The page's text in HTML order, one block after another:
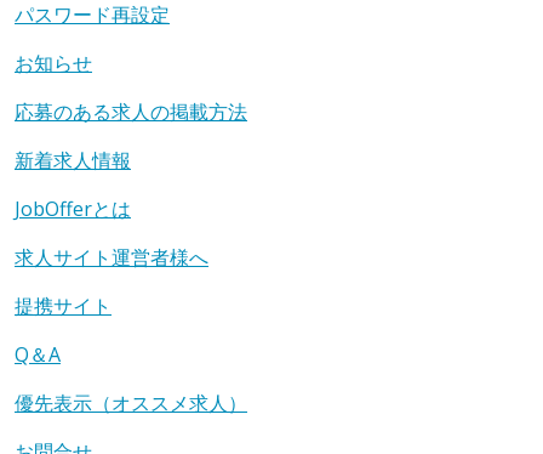
パスワード再設定
お知らせ
応募のある求人の掲載方法
新着求人情報
JobOfferとは
求人サイト運営者様へ
提携サイト
Q＆A
優先表示（オススメ求人）